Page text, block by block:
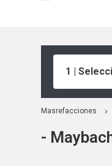
1 |
Masrefacciones
-